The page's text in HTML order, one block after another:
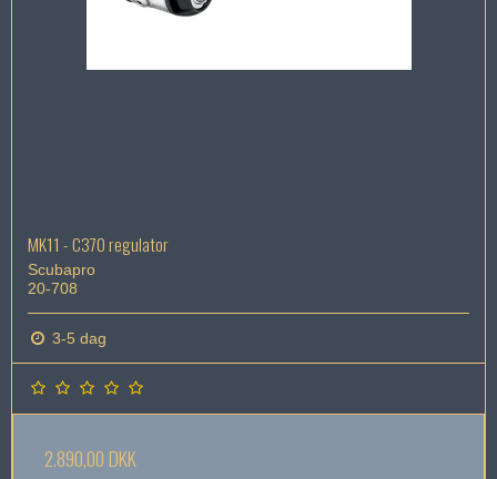
MK11 - C370 regulator
Scubapro
20-708
3-5 dag
2.890,00 DKK